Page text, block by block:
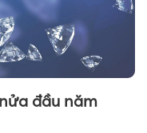
đầu năm